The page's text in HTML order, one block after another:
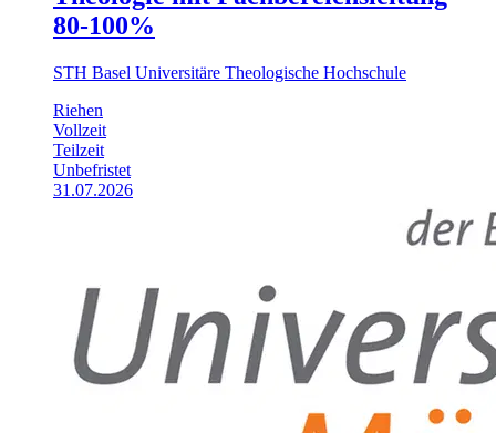
80-100%
STH Basel Universitäre Theologische Hochschule
Riehen
Vollzeit
Teilzeit
Unbefristet
31.07.2026